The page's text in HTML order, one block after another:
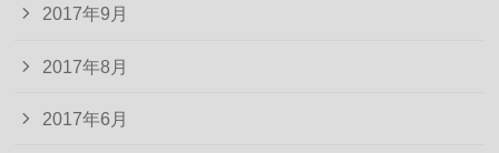
2017年9月
2017年8月
2017年6月